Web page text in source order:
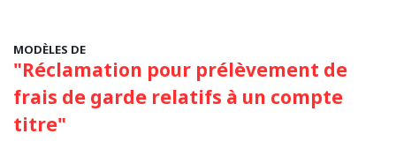
MODÈLES DE
"Réclamation pour prélèvement de
frais de garde relatifs à un compte
titre"